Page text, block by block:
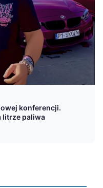
konferencji.
litrze paliwa